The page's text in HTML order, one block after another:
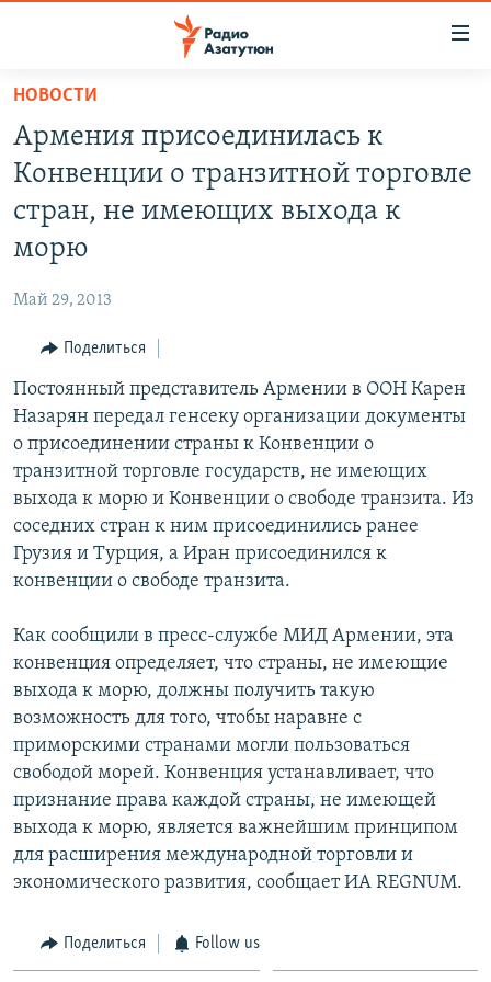
Перейти
основному
содержанию
основной
Перейти
поиску
НОВОСТИ
РЕГИОН
НАГОРНЫЙ КАРАБАХ
КУЛЬТУРА
СПОРТ
АРХИВ
Հայերեն
English
Все сайты Радио Азатутюн
НОВОСТИ
Армения присоединилась к
Конвенции о транзитной торговле
стран, не имеющих выхода к
морю
Май 29, 2013
Поделиться
Постоянный представитель Армении в ООН Карен
Назарян передал генсеку организации документы
о присоединении страны к Конвенции о
транзитной торговле государств, не имеющих
выхода к морю и Конвенции о свободе транзита. Из
соседних стран к ним присоединились ранее
Грузия и Турция, а Иран присоединился к
конвенции о свободе транзита.
Как сообщили в пресс-службе МИД Армении, эта
конвенция определяет, что страны, не имеющие
выхода к морю, должны получить такую
возможность для того, чтобы наравне с
приморскими странами могли пользоваться
свободой морей. Конвенция устанавливает, что
признание права каждой страны, не имеющей
выхода к морю, является важнейшим принципом
для расширения международной торговли и
экономического развития, сообщает ИА REGNUM.
Поделиться Follow us